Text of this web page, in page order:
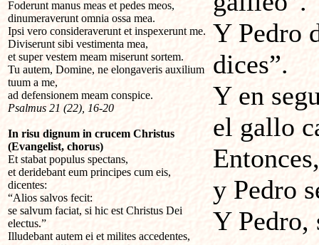
Foderunt manus meas et pedes meos,
dinumeraverunt omnia ossa mea.
Ipsi vero consideraverunt et inspexerunt me.
Diviserunt sibi vestimenta mea,
et super vestem meam miserunt sortem.
Tu autem, Domine, ne elongaveris auxilium
tuum a me,
ad defensionem meam conspice.
Psalmus 21 (22), 16-20
In risu dignum in crucem Christus
(Evangelist, chorus)
Et stabat populus spectans,
et deridebant eum principes cum eis,
dicentes:
“Alios salvos fecit:
se salvum faciat, si hic est Christus Dei
electus.”
Illudebant autem ei et milites accedentes,
Y Pedro
dices”.
Y en
el gallo
y Pedro
Y Pedro,